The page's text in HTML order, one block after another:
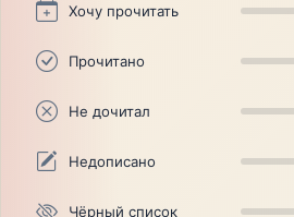
Хочу прочитать
Прочитано
Не дочитал
Недописано
Чёрный список